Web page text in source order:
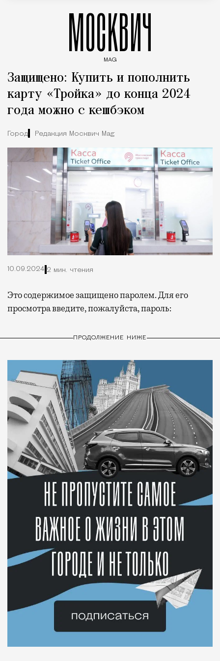
МОСКВИЧ
MAG
Защищено: Купить и пополнить
карту «Тройка» до конца 2024
года можно с кешбэком
Город Редакция Москвич Mag
10.09.2024 2 мин. чтения
Это содержимое защищено паролем. Для его
просмотра введите, пожалуйста, пароль:
ПРОДОЛЖЕНИЕ НИЖЕ